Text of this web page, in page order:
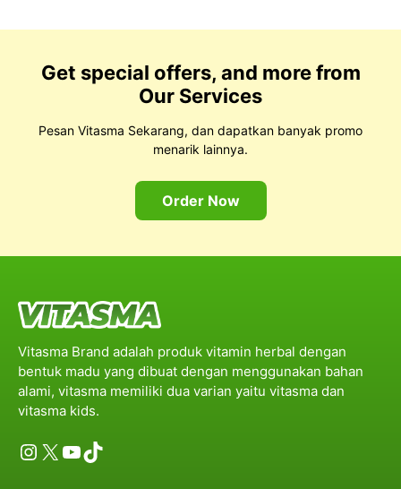
Get special offers, and more from
Our Services
Pesan Vitasma Sekarang, dan dapatkan banyak promo
menarik lainnya.
Order Now
Vitasma Brand adalah produk vitamin herbal dengan
bentuk madu yang dibuat dengan menggunakan bahan
alami, vitasma memiliki dua varian yaitu vitasma dan
vitasma kids.
Instagram
X YouTube
TikTok